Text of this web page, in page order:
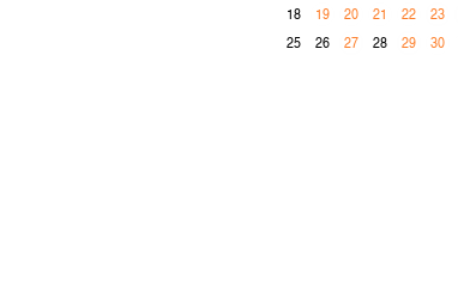
18
19 20 21 22 23
25
26 27 28 29 30